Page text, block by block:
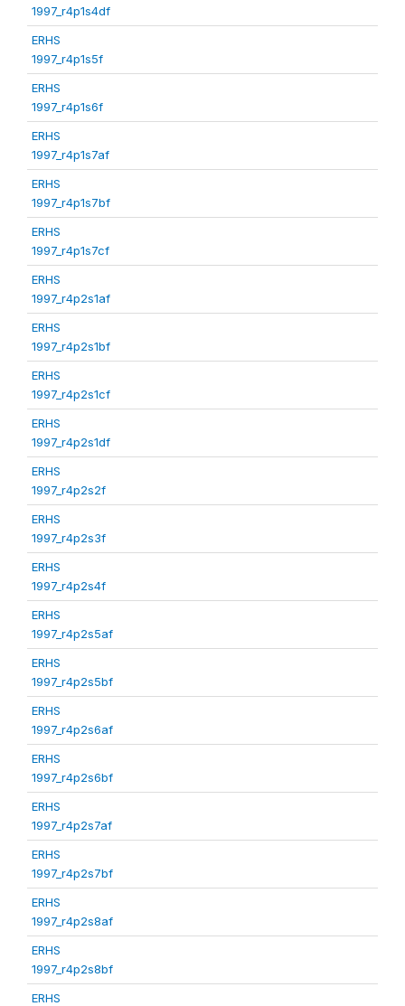
1997_r4p1s4df
ERHS
1997_r4p1s5f
ERHS
1997_r4p1s6f
ERHS
1997_r4p1s7af
ERHS
1997_r4p1s7bf
ERHS
1997_r4p1s7cf
ERHS
1997_r4p2s1af
ERHS
1997_r4p2s1bf
ERHS
1997_r4p2s1cf
ERHS
1997_r4p2s1df
ERHS
1997_r4p2s2f
ERHS
1997_r4p2s3f
ERHS
1997_r4p2s4f
ERHS
1997_r4p2s5af
ERHS
1997_r4p2s5bf
ERHS
1997_r4p2s6af
ERHS
1997_r4p2s6bf
ERHS
1997_r4p2s7af
ERHS
1997_r4p2s7bf
ERHS
1997_r4p2s8af
ERHS
1997_r4p2s8bf
ERHS